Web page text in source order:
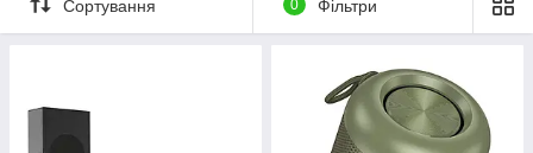
Сортування 0 Фільтри